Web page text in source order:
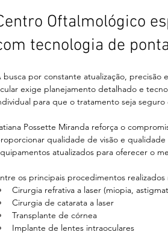
Oftalmológico
tecnologia de ponta
busca por constante atualização, precisão
exige planejamento detalhado e
para que o tratamento seja
Possette Miranda reforça o
qualidade de visão e
atualizados para oferecer o
os principais procedimentos
Cirurgia refrativa a laser (miopia,
Cirurgia de catarata a laser
Transplante de córnea
Implante de lentes intraoculares